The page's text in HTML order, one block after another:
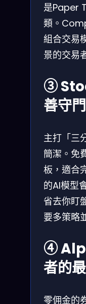
是Paper
類。
組合交易
景的交易
③
善守
主打「三
簡潔。免
板，適合
的AI模型
省去你盯
要多策略
④
者的
零佣金的